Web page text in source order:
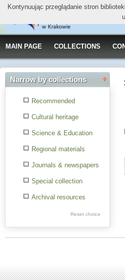
MAIN PAGE COLLECTIONS
Narrow by collections
Recommended
Cultural heritage
Science & Education
Regional materials
Journals & newspapers
Special collection
Archival resources
Reset choice
Kontynuując przeglądanie stron